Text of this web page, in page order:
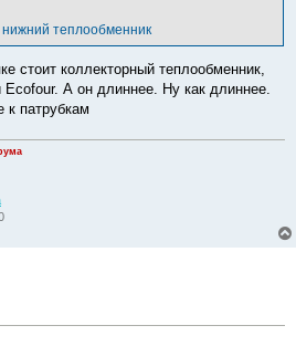
теплообменник
стоит коллекторный теплообменник,
Ecofour. А он длиннее. Ну как длиннее.
к патрубкам